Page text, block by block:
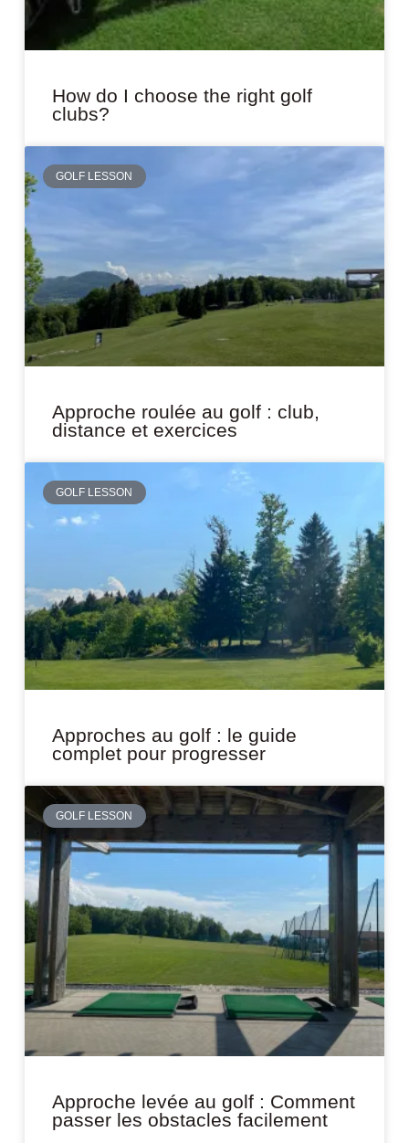
How do I choose the right golf
clubs?
GOLF LESSON
Approche roulée au golf : club,
distance et exercices
GOLF LESSON
Approches au golf : le guide
complet pour progresser
GOLF LESSON
Approche levée au golf : Comment
passer les obstacles facilement